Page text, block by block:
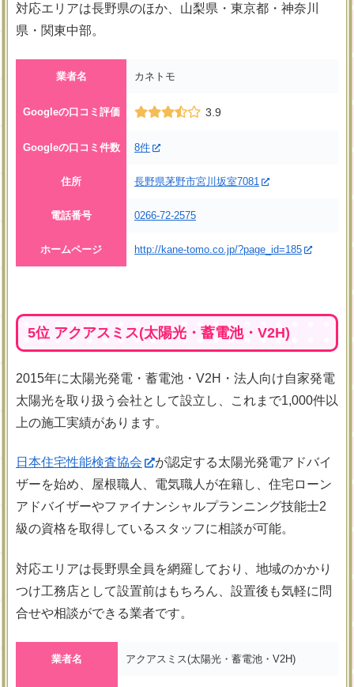
対応エリアは長野県のほか、山梨県・東京都・神奈川
県・関東中部。
業者名 カネトモ
Googleの口コミ評価 3.9
Googleの口コミ件数 8件
住所 長野県茅野市宮川坂室7081
電話番号 0266-72-2575
ホームページ http://kane-tomo.co.jp/?page_id=185
5位 アクアスミス(太陽光・蓄電池・V2H)
2015年に太陽光発電・蓄電池・V2H・法人向け自家発電
太陽光を取り扱う会社として設立し、これまで1,000件以
上の施工実績があります。
日本住宅性能検査協会
が認定する太陽光発電アドバイ
ザーを始め、屋根職人、電気職人が在籍し、住宅ローン
アドバイザーやファイナンシャルプランニング技能士2
級の資格を取得しているスタッフに相談が可能。
対応エリアは長野県全員を網羅しており、地域のかかり
つけ工務店として設置前はもちろん、設置後も気軽に問
合せや相談ができる業者です。
業者名 アクアスミス(太陽光・蓄電池・V2H)